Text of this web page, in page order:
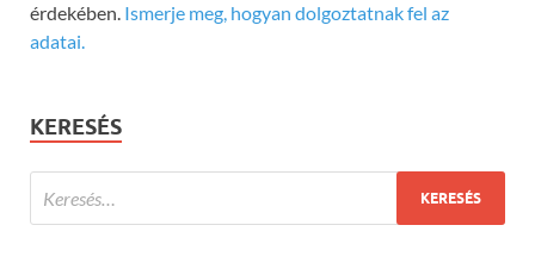
érdekében. Ismerje meg, hogyan dolgoztatnak fel az
adatai.
KERESÉS